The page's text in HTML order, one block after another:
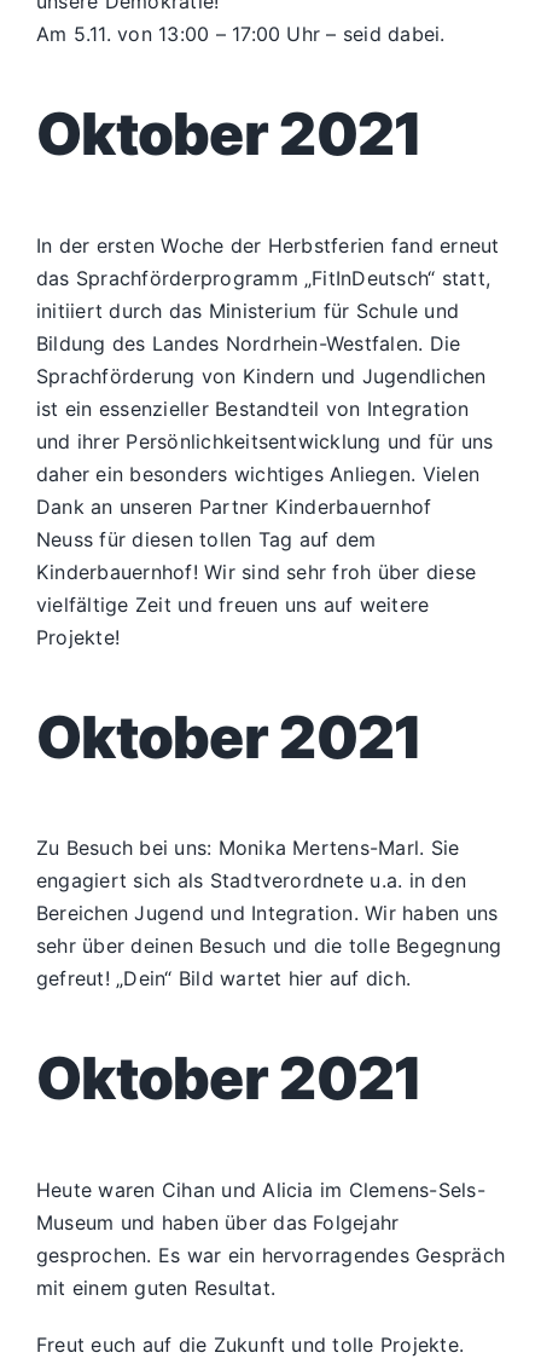
Am 5.11. von 13:00 – 17:00 Uhr – seid dabei.
Oktober 2021
In der ersten Woche der Herbstferien fand erneut
das Sprachförderprogramm „FitInDeutsch“ statt,
initiiert durch das Ministerium für Schule und
Bildung des Landes Nordrhein-Westfalen. Die
Sprachförderung von Kindern und Jugendlichen
ist ein essenzieller Bestandteil von Integration
und ihrer Persönlichkeitsentwicklung und für uns
daher ein besonders wichtiges Anliegen. Vielen
Dank an unseren Partner Kinderbauernhof
Neuss für diesen tollen Tag auf dem
Kinderbauernhof! Wir sind sehr froh über diese
vielfältige Zeit und freuen uns auf weitere
Projekte!
Oktober 2021
Zu Besuch bei uns: Monika Mertens-Marl. Sie
engagiert sich als Stadtverordnete u.a. in den
Bereichen Jugend und Integration. Wir haben uns
sehr über deinen Besuch und die tolle Begegnung
gefreut! „Dein“ Bild wartet hier auf dich.
Oktober 2021
Heute waren Cihan und Alicia im Clemens-Sels-
Museum und haben über das Folgejahr
gesprochen. Es war ein hervorragendes Gespräch
mit einem guten Resultat.
Freut euch auf die Zukunft und tolle Projekte.